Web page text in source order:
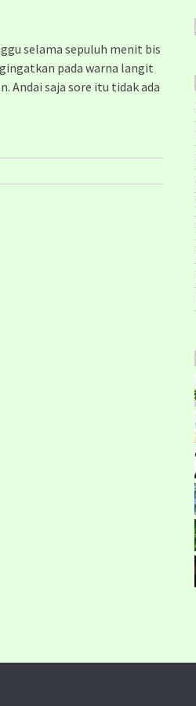
selama sepuluh menit bis
pada warna langit
Andai saja sore itu tidak ada